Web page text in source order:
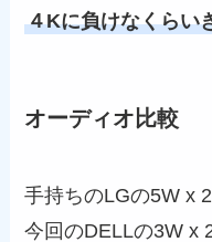
４Kに負けなくらい
オーディオ比較
手持ちのLGの5W x
今回のDELLの3W x